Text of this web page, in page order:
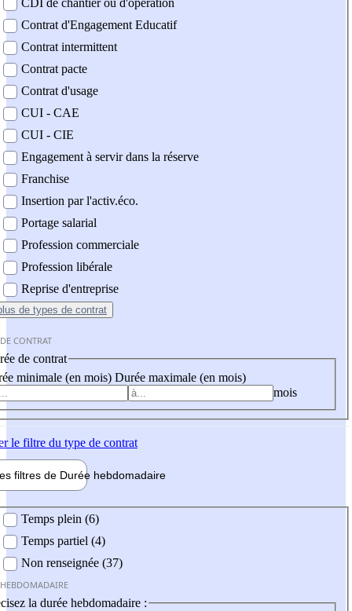
CDI de chantier ou d'opération
Contrat d'Engagement Educatif
Contrat intermittent
Contrat pacte
Contrat d'usage
CUI - CAE
CUI - CIE
Engagement à servir dans la réserve
Franchise
Insertion par l'activ.éco.
Portage salarial
Profession commerciale
Profession libérale
Reprise d'entreprise
de types de contrat
CONTRAT
de contrat
minimale (en mois) Durée maximale (en mois)
mois
le filtre du type de contrat
filtres de Durée hebdomadaire
Temps plein (6)
Temps partiel (4)
Non renseignée (37)
la durée hebdomadaire :